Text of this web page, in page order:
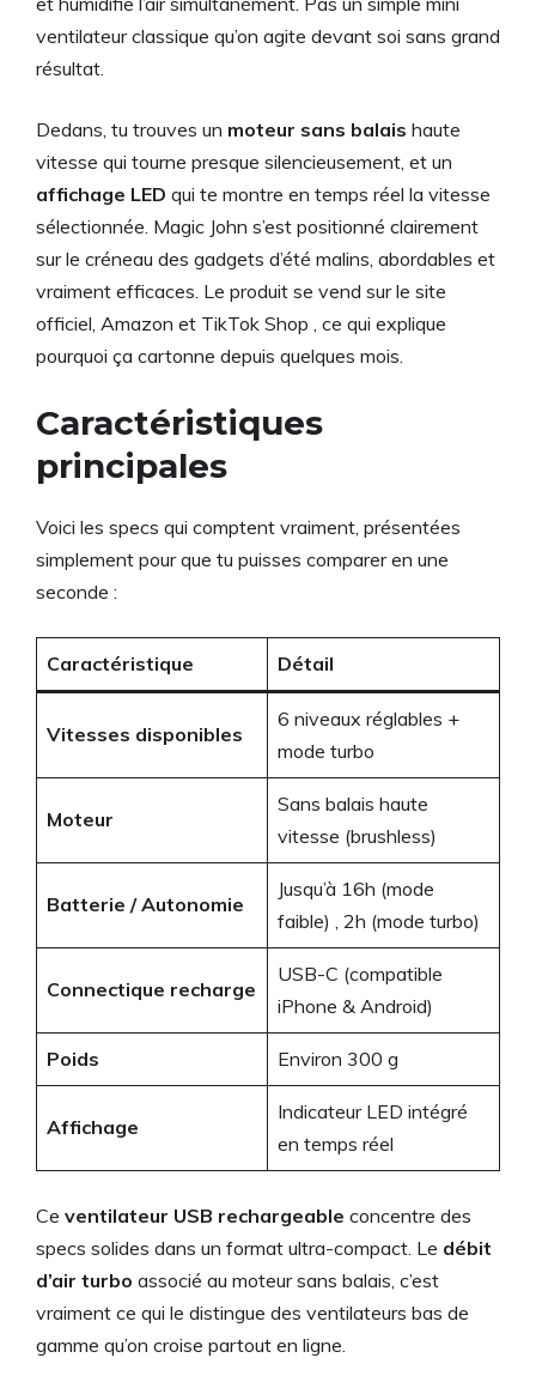
ventilateur classique qu’on agite devant soi sans grand
résultat.
Dedans, tu trouves un moteur sans balais haute
vitesse qui tourne presque silencieusement, et un
affichage LED qui te montre en temps réel la vitesse
sélectionnée. Magic John s’est positionné clairement
sur le créneau des gadgets d’été malins, abordables et
vraiment efficaces. Le produit se vend sur le site
officiel, Amazon et TikTok Shop , ce qui explique
pourquoi ça cartonne depuis quelques mois.
Caractéristiques
principales
Voici les specs qui comptent vraiment, présentées
simplement pour que tu puisses comparer en une
seconde :
Caractéristique Détail
Vitesses disponibles
6 niveaux réglables +
mode turbo
Moteur
Sans balais haute
vitesse (brushless)
Batterie / Autonomie
Jusqu’à 16h (mode
faible) , 2h (mode turbo)
Connectique recharge
USB-C (compatible
iPhone & Android)
Poids Environ 300 g
Affichage
Indicateur LED intégré
en temps réel
Ce ventilateur USB rechargeable concentre des
specs solides dans un format ultra-compact. Le débit
d’air turbo associé au moteur sans balais, c’est
vraiment ce qui le distingue des ventilateurs bas de
gamme qu’on croise partout en ligne.